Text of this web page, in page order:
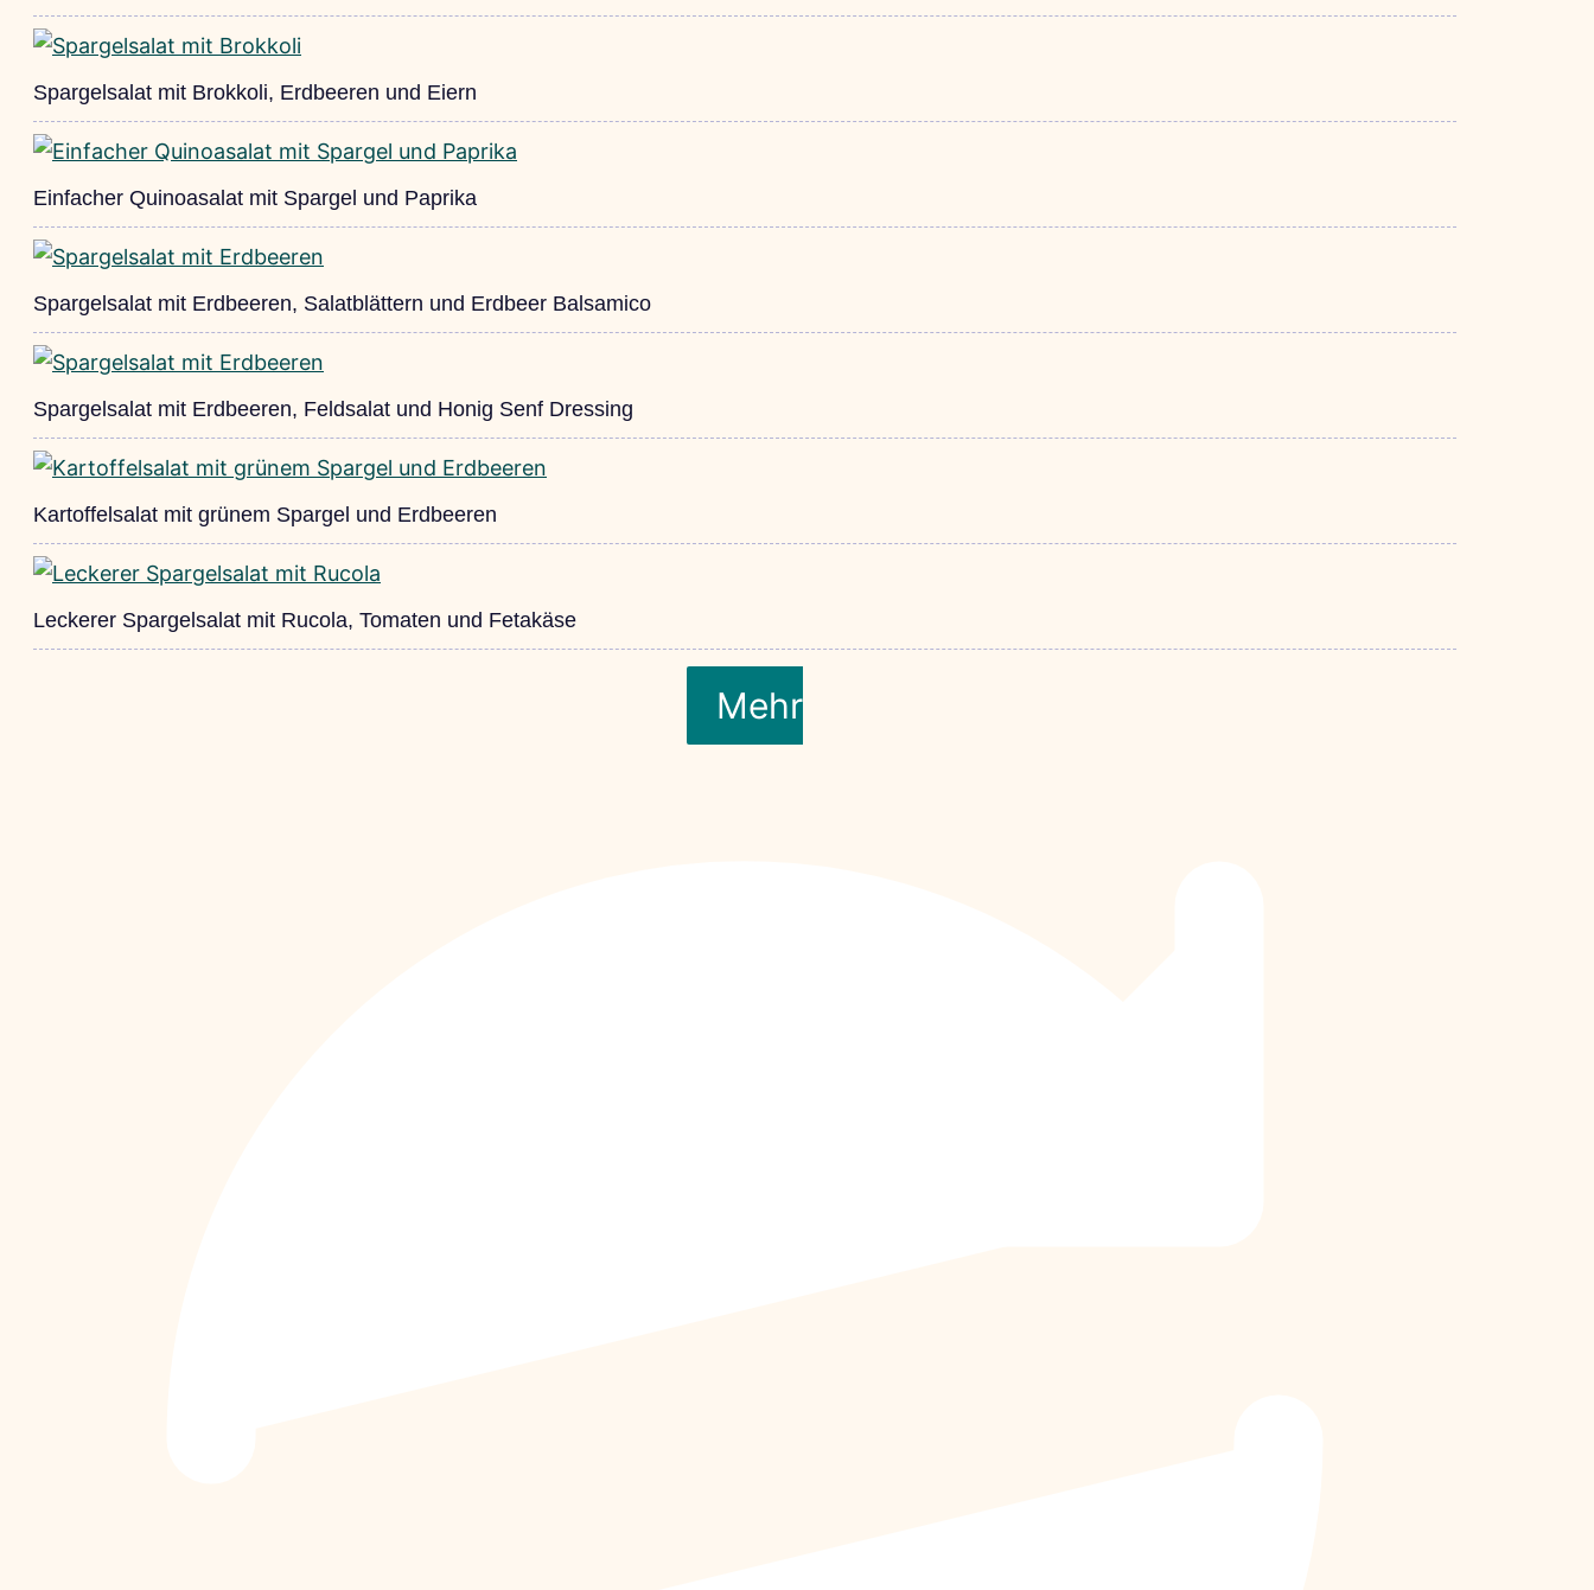
Spargelsalat mit Brokkoli, Erdbeeren und Eiern
Einfacher Quinoasalat mit Spargel und Paprika
Spargelsalat mit Erdbeeren, Salatblättern und Erdbeer Balsamico
Spargelsalat mit Erdbeeren, Feldsalat und Honig Senf Dressing
Kartoffelsalat mit grünem Spargel und Erdbeeren
Leckerer Spargelsalat mit Rucola, Tomaten und Fetakäse
Mehr